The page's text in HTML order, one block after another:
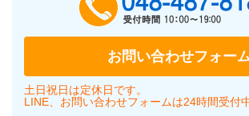
お問い合わせフォー
土日祝日は定休日です。
LINE、お問い合わせフォームは24時間受付中